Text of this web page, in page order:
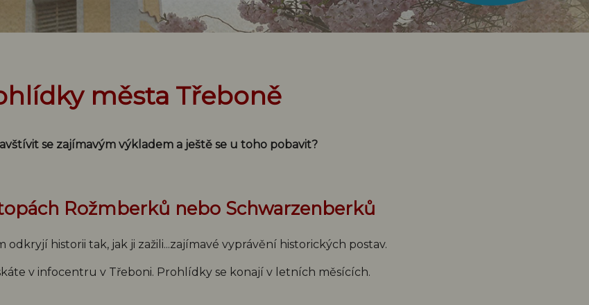
města Třeboně
se zajímavým výkladem a ještě se u toho pobavit?
Rožmberků nebo Schwarzenberků
odkryjí historii tak, jak ji zažili...zajímavé vyprávění historických postav.
v infocentru v Třeboni. Prohlídky se konají v letních měsících.